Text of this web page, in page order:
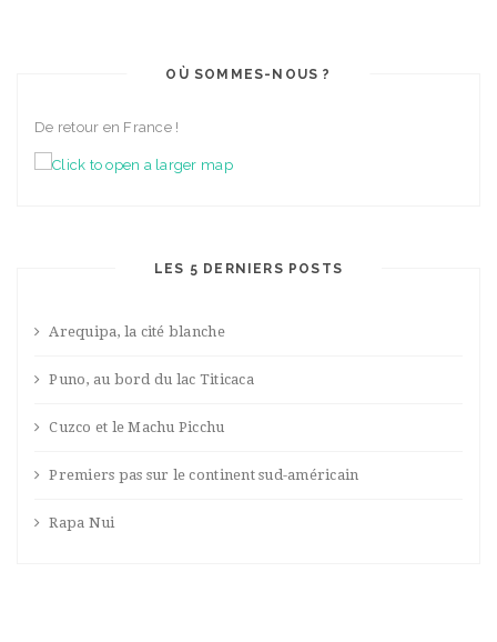
OÙ SOMMES-NOUS ?
De retour en France !
LES 5 DERNIERS POSTS
Arequipa, la cité blanche
Puno, au bord du lac Titicaca
Cuzco et le Machu Picchu
Premiers pas sur le continent sud-américain
Rapa Nui